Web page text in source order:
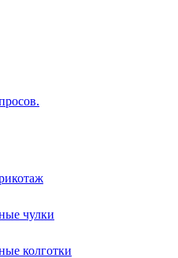
чулки
колготки